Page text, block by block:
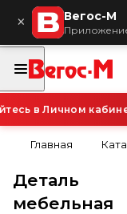
× Вегос-М
в Личном
Главная
Деталь
мебельная